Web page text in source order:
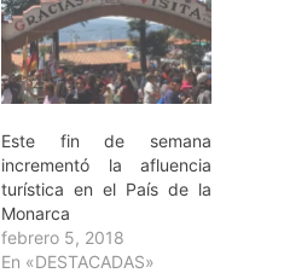
Este fin de semana
incrementó la afluencia
turística en el País de la
Monarca
febrero 5, 2018
En «DESTACADAS»